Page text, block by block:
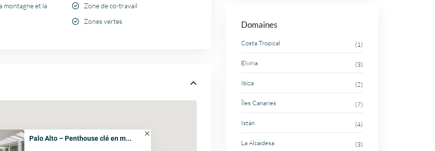
montagne et la
Zone de co-travail
Zones vertes
Palo Alto – Penthouse clé en m...
Domaines
Costa Tropical (1)
Elviria (3)
Ibiza (2)
Îles Canaries (7)
Istán (4)
La Alcaidesa (3)